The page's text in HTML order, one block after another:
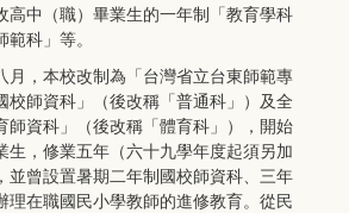
高中（職）畢業生的一年制「教育學科
科」等。
，本校改制為「台灣省立台東師範專
校師資科」（後改稱「普通科」）及全
師資科」（後改稱「體育科」），開始
生，修業五年（六十九學年度起須另加
並曾設置暑期二年制國校師資科、三年
理在職國民小學教師的進修教育。從民